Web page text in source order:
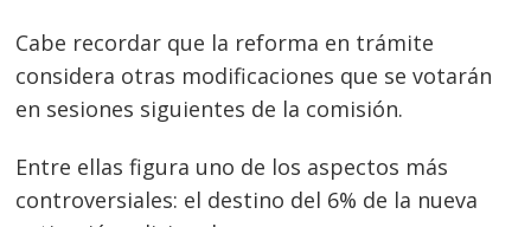
Cabe recordar que la reforma en trámite
considera otras modificaciones que se votarán
en sesiones siguientes de la comisión.
Entre ellas figura uno de los aspectos más
controversiales: el destino del 6% de la nueva